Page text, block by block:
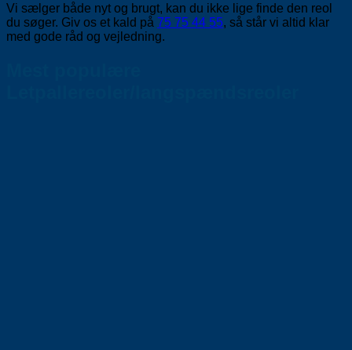
Vi sælger både nyt og brugt, kan du ikke lige finde den reol
du søger. Giv os et kald på 75 75 44 55, så står vi altid klar
med gode råd og vejledning.